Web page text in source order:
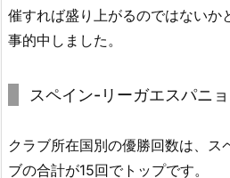
催すれば盛り上がるのではないか
事的中しました。
スペイン-リーガエスパニ
クラブ所在国別の優勝回数は、ス
ブの合計が15回でトップです。